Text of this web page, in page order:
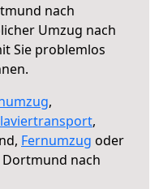
nach
Umzug nach
Sie problemlos
,
,
Fernumzug oder
nach